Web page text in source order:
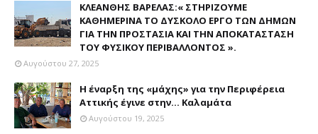
ΚΛΕΑΝΘΗΣ ΒΑΡΕΛΑΣ:« ΣΤΗΡΙΖΟΥΜΕ
ΚΑΘΗΜΕΡΙΝΑ ΤΟ ΔΥΣΚΟΛΟ ΕΡΓΟ ΤΩΝ ΔΗΜΩΝ
ΓΙΑ ΤΗΝ ΠΡΟΣΤΑΣΙΑ ΚΑΙ ΤΗΝ ΑΠΟΚΑΤΑΣΤΑΣΗ
ΤΟΥ ΦΥΣΙΚΟΥ ΠΕΡΙΒΑΛΛΟΝΤΟΣ ».
Αυγούστου 27, 2025
Η έναρξη της «μάχης» για την Περιφέρεια
Αττικής έγινε στην... Καλαμάτα
Αυγούστου 19, 2025